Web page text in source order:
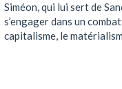
Siméon, qui lui sert de
s’engager dans un
capitalisme, le